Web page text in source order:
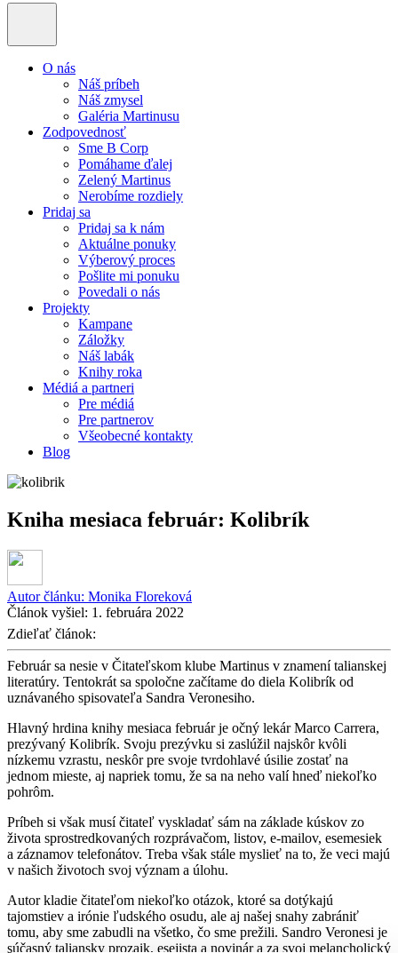
O nás
Náš príbeh
Náš zmysel
Galéria Martinusu
Zodpovednosť
Sme B Corp
Pomáhame ďalej
Zelený Martinus
Nerobíme rozdiely
Pridaj sa
Pridaj sa k nám
Aktuálne ponuky
Výberový proces
Pošlite mi ponuku
Povedali o nás
Projekty
Kampane
Záložky
Náš labák
Knihy roka
Médiá a partneri
Pre médiá
Pre partnerov
Všeobecné kontakty
Blog
Kniha mesiaca február: Kolibrík
Autor článku: Monika Floreková
Článok vyšiel: 1. februára 2022
Zdieľať článok:
Február sa nesie v Čitateľskom klube Martinus v znamení talianskej
literatúry. Tentokrát sa spoločne začítame do diela Kolibrík od
uznávaného spisovateľa Sandra Veronesiho.
Hlavný hrdina knihy mesiaca február je očný lekár Marco Carrera,
prezývaný Kolibrík. Svoju prezývku si zaslúžil najskôr kvôli
nízkemu vzrastu, neskôr pre svoje tvrdohlavé úsilie zostať na
jednom mieste, aj napriek tomu, že sa na neho valí hneď niekoľko
pohrôm.
Príbeh si však musí čitateľ vyskladať sám na základe kúskov zo
života sprostredkovaných rozprávačom, listov, e-mailov, esemesiek
a záznamov telefonátov. Treba však stále myslieť na to, že veci majú
v našich životoch svoj význam a úlohu.
Autor kladie čitateľom niekoľko otázok, ktoré sa dotýkajú
tajomstiev a irónie ľudského osudu, ale aj našej snahy zabrániť
tomu, aby sme zabudli na všetko, čo sme prežili. Sandro Veronesi je
súčasný taliansky prozaik, esejista a novinár a za svoj melancholický